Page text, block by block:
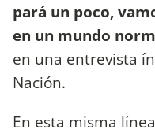
pará un poco,
en un mundo
en una entrevista
Nación.
En esta misma